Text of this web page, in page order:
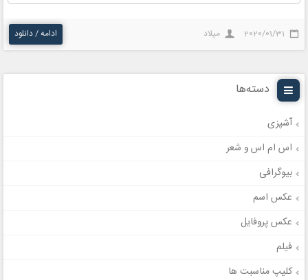
2020/01/31 میلاد ادامه / دانلود
دسته‌ها
آشپزی
اس ام اس و شعر
بیوگرافی
عکس اسم
عکس پروفایل
فیلم
کلیپ مناسبت ها